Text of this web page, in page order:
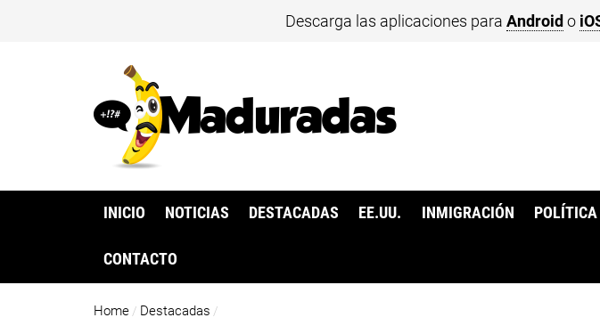
Descarga las aplicaciones para Android o
INICIO NOTICIAS DESTACADAS EE.UU. INMIGRACIÓN POLÍTICA
CONTACTO
Home / Destacadas /